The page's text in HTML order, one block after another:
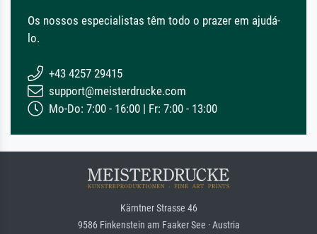
Os nossos especialistas têm todo o prazer em ajudá-
lo.
+43 4257 29415
support@meisterdrucke.com
Mo-Do: 7:00 - 16:00 | Fr: 7:00 - 13:00
Kärntner Strasse 46
9586 Finkenstein am Faaker See · Austria